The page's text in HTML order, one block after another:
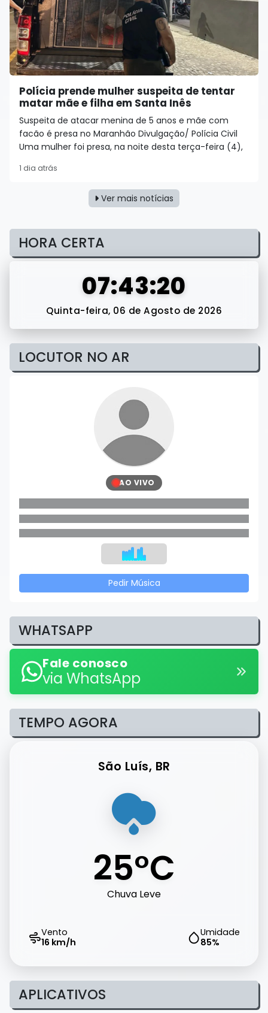
Polícia prende mulher suspeita de tentar
matar mãe e filha em Santa Inês
Suspeita de atacar menina de 5 anos e mãe com
facão é presa no Maranhão Divulgação/ Polícia Civil
Uma mulher foi presa, na noite desta terça-feira (4),
1 dia atrás
Ver mais notícias
HORA CERTA
07:43:22
Quinta-feira, 06 de Agosto de 2026
LOCUTOR NO AR
AO VIVO
Pedir Música
WHATSAPP
Fale conosco
via WhatsApp
TEMPO AGORA
São Luís, BR
25°C
Chuva Leve
Vento
16 km/h
Umidade
85%
APLICATIVOS